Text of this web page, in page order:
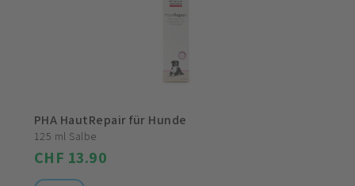
PHA HautRepair für Hunde
125 ml Salbe
CHF 13.90